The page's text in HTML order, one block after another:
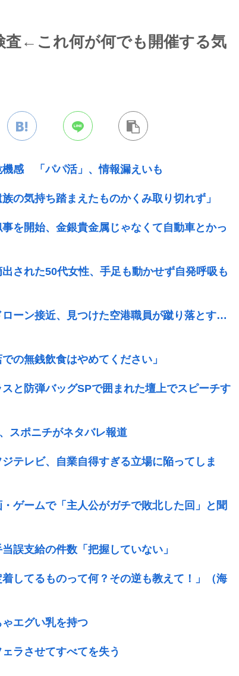
査←これ何が何でも開催する気
機感 「パパ活」、情報漏えいも
の気持ち踏まえたものかくみ取り切れず」
を開始、金銀貴金属じゃなくて自動車とかっ
された50代女性、手足も動かせず自発呼吸も
ーン接近、見つけた空港職員が蹴り落とす…
の無銭飲食はやめてください」
と防弾バッグSPで囲まれた壇上でスピーチす
スポニチがネタバレ報道
テレビ、自業自得すぎる立場に陥ってしま
ゲームで「主人公がガチで敗北した回」と聞
誤支給の件数「把握していない」
してるものって何？その逆も教えて！」（海
ゃエグい乳を持つ
ラさせてすべてを失う